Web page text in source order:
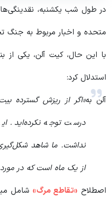
در طول شب یکشنبه، نقدینگی‌ها
متحده و اخبار مربوط به جنگ
استدلال کرد:
«اگر از ریزش گسترده
درست توجه نکرده‌اید.
نداشت. ما شاهد
از یک ماه است که در
آلن به
اصطلاح «تقاطع مرگ»